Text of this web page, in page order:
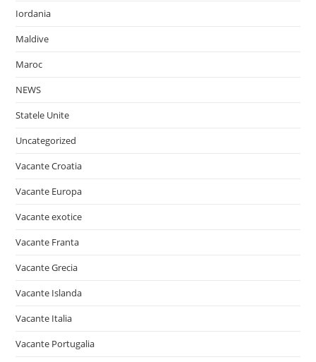
Iordania
Maldive
Maroc
NEWS
Statele Unite
Uncategorized
Vacante Croatia
Vacante Europa
Vacante exotice
Vacante Franta
Vacante Grecia
Vacante Islanda
Vacante Italia
Vacante Portugalia